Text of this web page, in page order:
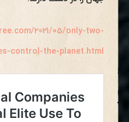
2021/05/only-two-
control-the-planet.html